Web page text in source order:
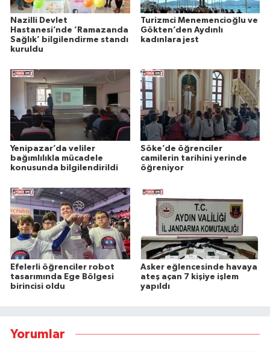
Nazilli Devlet
Hastanesi’nde ’Ramazanda
Sağlık’ bilgilendirme standı
kuruldu
Turizmci Menemencioğlu ve
Gökten’den Aydınlı
kadınlara jest
Yenipazar’da veliler
bağımlılıkla mücadele
konusunda bilgilendirildi
Söke’de öğrenciler
camilerin tarihini yerinde
öğreniyor
Efelerli öğrenciler robot
tasarımında Ege Bölgesi
birincisi oldu
Asker eğlencesinde havaya
ateş açan 7 kişiye işlem
yapıldı
Yorumlar